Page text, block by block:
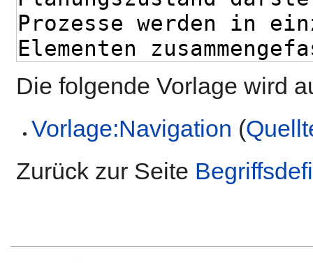
Die folgende Vorlage wird
Vorlage:Navigation (
Zurück zur Seite